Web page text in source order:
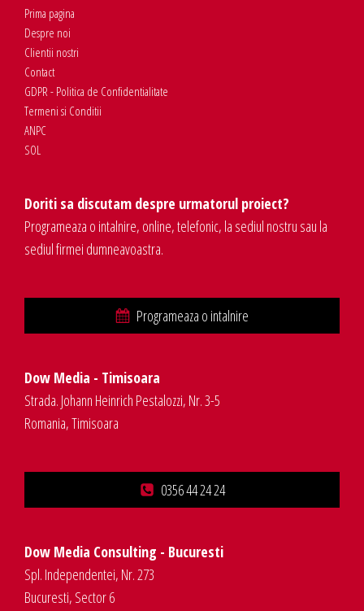
Prima pagina
Despre noi
Clientii nostri
Contact
GDPR - Politica de Confidentialitate
Termeni si Conditii
ANPC
SOL
Doriti sa discutam despre urmatorul proiect?
Programeaza o intalnire, online, telefonic, la sediul nostru sau la
sediul firmei dumneavoastra.
Programeaza o intalnire
Dow Media - Timisoara
Strada. Johann Heinrich Pestalozzi, Nr. 3-5
Romania, Timisoara
0356 44 24 24
Dow Media Consulting - Bucuresti
Spl. Independentei, Nr. 273
Bucuresti, Sector 6